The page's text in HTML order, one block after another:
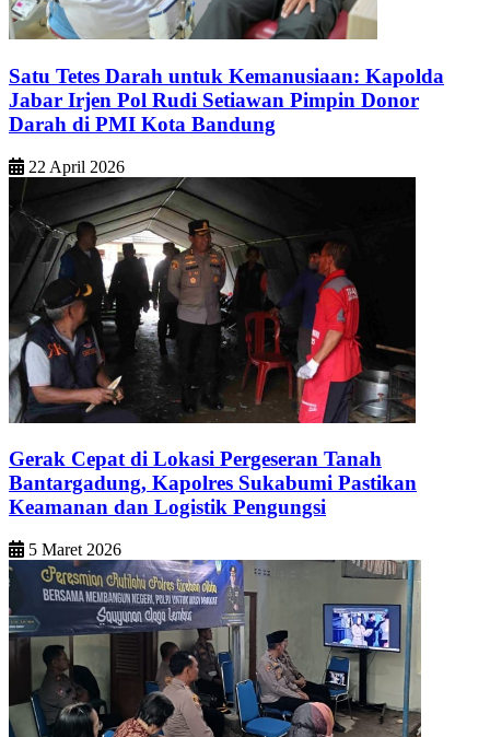
Satu Tetes Darah untuk Kemanusiaan: Kapolda
Jabar Irjen Pol Rudi Setiawan Pimpin Donor
Darah di PMI Kota Bandung
22 April 2026
Gerak Cepat di Lokasi Pergeseran Tanah
Bantargadung, Kapolres Sukabumi Pastikan
Keamanan dan Logistik Pengungsi
5 Maret 2026